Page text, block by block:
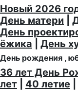
Новый 2026
День матери
День
ёжика
День
День рождения ,
36 лет День
лет
40 летие